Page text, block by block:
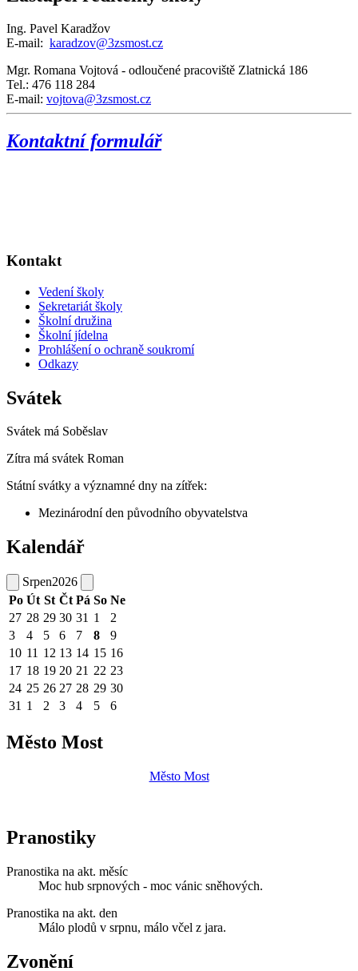
Ing. Pavel Karadžov
E-mail: karadzov@3zsmost.cz
Mgr. Romana Vojtová - odloučené pracoviště Zlatnická 186
Tel.: 476 118 284
E-mail: vojtova@3zsmost.cz
Kontaktní formulář
Kontakt
Vedení školy
Sekretariát školy
Školní družina
Školní jídelna
Prohlášení o ochraně soukromí
Odkazy
Svátek
Svátek má Soběslav
Zítra má svátek Roman
Státní svátky a významné dny na zítřek:
Mezinárodní den původního obyvatelstva
Kalendář
Srpen2026
Po Út St Čt Pá So Ne
27 28 29 30 31 1
2
3
4 5 6 7 8
9
10 11 12 13 14 15 16
17 18 19 20 21 22 23
24 25 26 27 28 29 30
31 1 2 3 4 5 6
Město Most
Město Most
Pranostiky
Pranostika na akt. měsíc
Moc hub srpnových - moc vánic sněhových.
Pranostika na akt. den
Málo plodů v srpnu, málo včel z jara.
Zvonění